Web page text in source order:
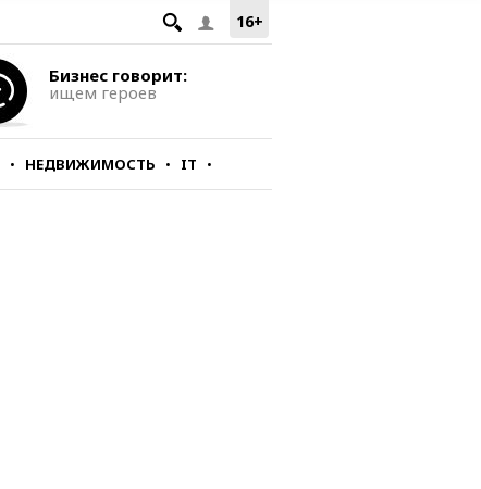
16+
Бизнес говорит:
ищем героев
НЕДВИЖИМОСТЬ IT